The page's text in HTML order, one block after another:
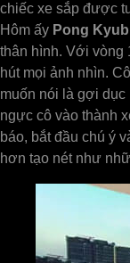
chiếc xe sắp được
Hôm ấy Pong
thân hình. Với vòng
hút mọi ảnh nhìn.
muốn nói là gợi dục
ngực cô vào thành
báo, bắt đầu chú ý
hơn tạo nét như